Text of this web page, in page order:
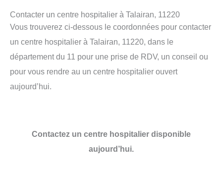
Contacter un centre hospitalier à Talairan, 11220
Vous trouverez ci-dessous le coordonnées pour contacter
un centre hospitalier à Talairan, 11220, dans le
département du 11 pour une prise de RDV, un conseil ou
pour vous rendre au un centre hospitalier ouvert
aujourd’hui.
Contactez un centre hospitalier disponible
aujourd’hui.